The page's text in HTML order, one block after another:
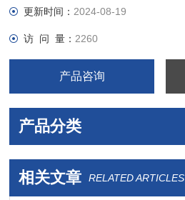
更新时间： 2024-08-19
访 问 量： 2260
产品咨询
产品分类
相关文章 RELATED ARTICLES